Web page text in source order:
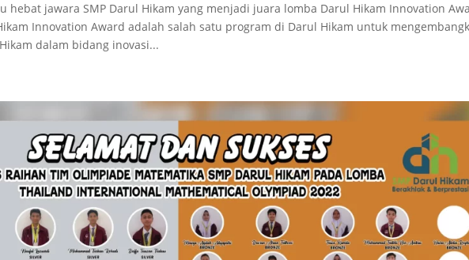
hebat jawara SMP Darul Hikam yang menjadi juara lomba Darul Hikam Innovation
Innovation Award adalah salah satu program di Darul Hikam untuk
dalam bidang inovasi...